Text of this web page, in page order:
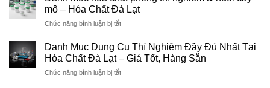
Cấp
Chất
Thiết
Nghiệm
hóa
chất
nông
tại
Đà
–
mô – Hóa Chất Đà Lạt
Chức năng bình luận bị tắtở
mục
hóa
chất
phòng
Danh Mục Dụng Cụ Thí Nghiệm Đầy Đủ Nhất Tại
Hóa Chất Đà Lạt – Giá Tốt, Hàng Sẵn
Chức năng bình luận bị tắtở